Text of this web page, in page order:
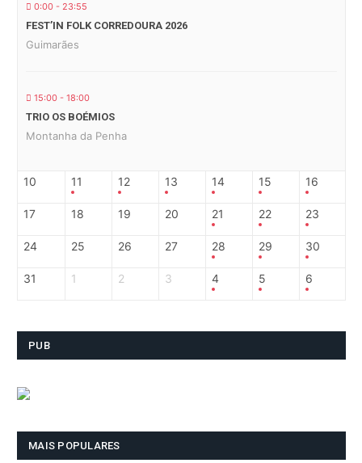
0:00 - 23:55
FEST’IN FOLK CORREDOURA 2026
Guimarães
15:00 - 18:00
TRIO OS BOÉMIOS
Montanha da Penha
10 11 12 13 14 15 16
17 18 19 20 21 22 23
24 25 26 27 28 29 30
31 1 2 3 4 5 6
PUB
MAIS POPULARES